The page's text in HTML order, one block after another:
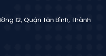
12, Quận Tân Bình, Thành